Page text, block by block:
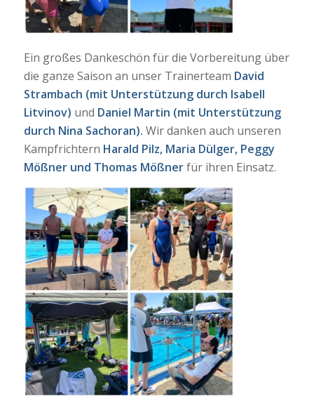
Ein großes Dankeschön für die Vorbereitung über
die ganze Saison an unser Trainerteam David
Strambach (mit Unterstützung durch Isabell
Litvinov) und Daniel Martin (mit Unterstützung
durch Nina Sachoran). Wir danken auch unseren
Kampfrichtern Harald Pilz, Maria Dülger, Peggy
Mößner und Thomas Mößnerfür ihren Einsatz.